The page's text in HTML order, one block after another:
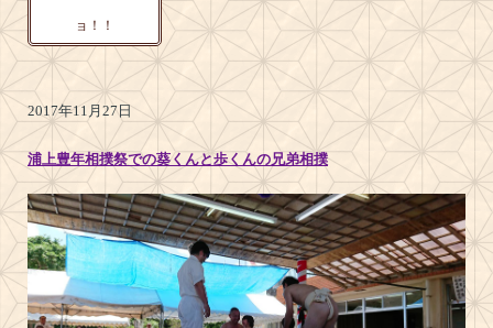
ョ！！
2017年11月27日
浦上豊年相撲祭での葵くんと歩くんの兄弟相撲